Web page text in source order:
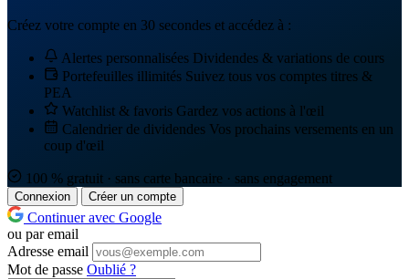
Créez votre compte en 30 secondes et accédez à :
Alertes personnalisées Dividendes & variations de cours
Portefeuilles illimités Suivez tous vos comptes titres &
PEA
Watchlist & favoris Gardez vos actions à l'œil
Calendrier de dividendes Vos prochains versements en un
coup d'œil
100 % gratuit · sans carte bancaire · sans engagement
Connexion Créer un compte
Continuer avec Google
ou par email
Adresse email
Mot de passe Oublié ?